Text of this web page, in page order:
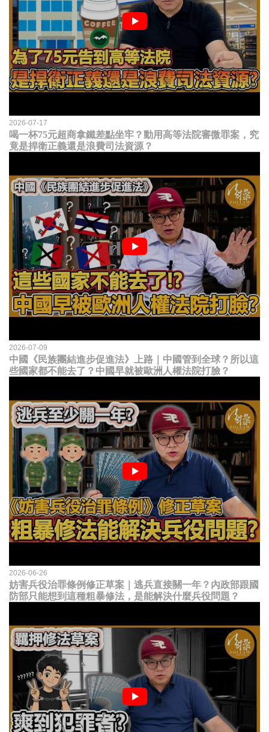
2026-07-17
喝一杯75元超商拿鐵差點坐牢？動用高等法院審微罪案，究
竟是捍衛正義還是浪費司法資源？
2026-07-09
中國《民族團結進步促進法》上路｜中國管到全球？所以這
些國家都不能去了？中國早就被歐洲人權法院打臉？
2026-06-26
妨害兵役治罪條例修正草案｜逃兵直接關一年？內政部跟國
防部只能想到這種粗暴修法，是能解決什麼兵役問題？